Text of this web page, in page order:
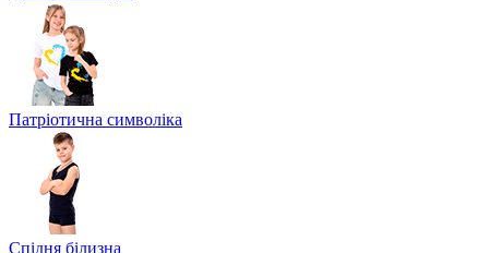
Патріотична символіка
Спідня білизна